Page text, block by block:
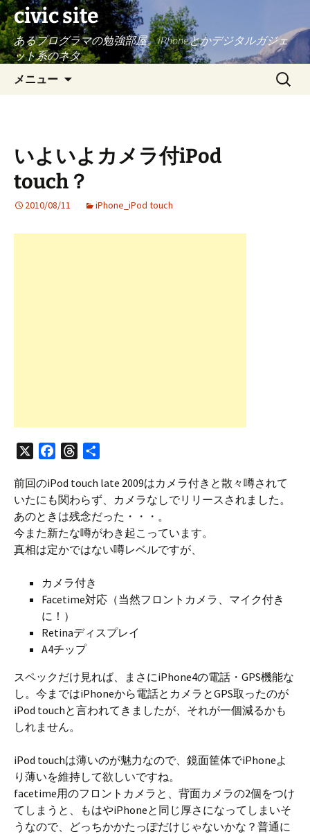
civic site
あるプログラマの勉強部屋。iPhoneとかデジタルガジェ
ット系のネタ
メニュー
へ
ス
キ
検
索:
いよいよカメラ付iPod
touch？
2010/08/11 iPhone_iPod touch
c
e
b
o
o
r
e
a
d
s
前回のiPod touch late 2009はカメラ付きと散々噂されて
いたにも関わらず、カメラなしでリリースされました。
あのときは残念だった・・・。
今また新たな噂がわき起こっています。
真相は定かではない噂レベルですが、
カメラ付き
Facetime対応（当然フロントカメラ、マイク付き
に！）
Retinaディスプレイ
A4チップ
スペックだけ見れば、まさにiPhone4の電話・GPS機能な
し。今まではiPhoneから電話とカメラとGPS取ったのが
iPod touchと言われてきましたが、それが一個減るかも
しれません。
iPod touchは薄いのが魅力なので、鏡面筐体でiPhoneよ
り薄いを維持して欲しいですね。
facetime用のフロントカメラと、背面カメラの2個をつけ
てしまうと、もはやiPhoneと同じ厚さになってしまいそ
うなので、どっちかかたっぽだけじゃないかな？普通に